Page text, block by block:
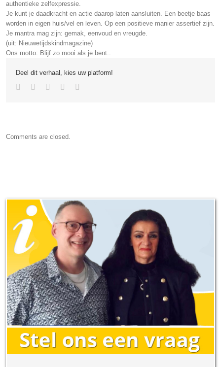
authentieke zelfexpressie.
Je kunt je daadkracht en actie daarop laten aansluiten. Een beetje baas
worden in eigen huis/vel en leven. Op een positieve manier assertief zijn.
Je mantra mag zijn: gemak, eenvoud en vreugde.
(uit: Nieuwetijdskindmagazine)
Ons motto: Blijf zo mooi als je bent..
Deel dit verhaal, kies uw platform!
Comments are closed.